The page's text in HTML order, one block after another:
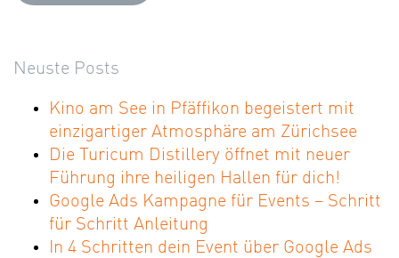
Neuste Posts
Kino am See in Pfäffikon begeistert mit
einzigartiger Atmosphäre am Zürichsee
Die Turicum Distillery öffnet mit neuer
Führung ihre heiligen Hallen für dich!
Google Ads Kampagne für Events – Schritt
für Schritt Anleitung
In 4 Schritten dein Event über Google Ads